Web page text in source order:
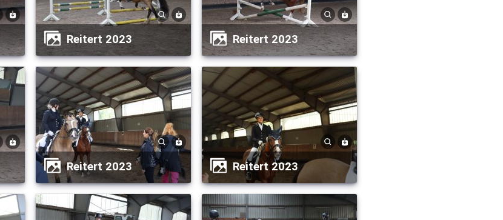
Reitert 2023 Reitert 2023
Reitert 2023 Reitert 2023